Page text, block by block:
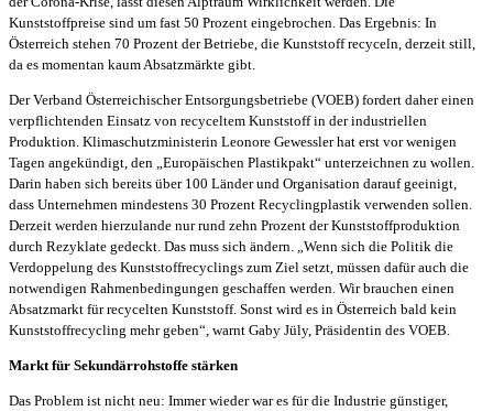
Kunststoffpreise sind um fast 50 Prozent eingebrochen. Das Ergebnis: In
Österreich stehen 70 Prozent der Betriebe, die Kunststoff recyceln, derzeit still,
da es momentan kaum Absatzmärkte gibt.
Der Verband Österreichischer Entsorgungsbetriebe (VOEB) fordert daher einen
verpflichtenden Einsatz von recyceltem Kunststoff in der industriellen
Produktion. Klimaschutzministerin Leonore Gewessler hat erst vor wenigen
Tagen angekündigt, den „Europäischen Plastikpakt“ unterzeichnen zu wollen.
Darin haben sich bereits über 100 Länder und Organisation darauf geeinigt,
dass Unternehmen mindestens 30 Prozent Recyclingplastik verwenden sollen.
Derzeit werden hierzulande nur rund zehn Prozent der Kunststoffproduktion
durch Rezyklate gedeckt. Das muss sich ändern. „Wenn sich die Politik die
Verdoppelung des Kunststoffrecyclings zum Ziel setzt, müssen dafür auch die
notwendigen Rahmenbedingungen geschaffen werden. Wir brauchen einen
Absatzmarkt für recycelten Kunststoff. Sonst wird es in Österreich bald kein
Kunststoffrecycling mehr geben“, warnt Gaby Jüly, Präsidentin des VOEB.
Markt für Sekundärrohstoffe stärken
Das Problem ist nicht neu: Immer wieder war es für die Industrie günstiger,